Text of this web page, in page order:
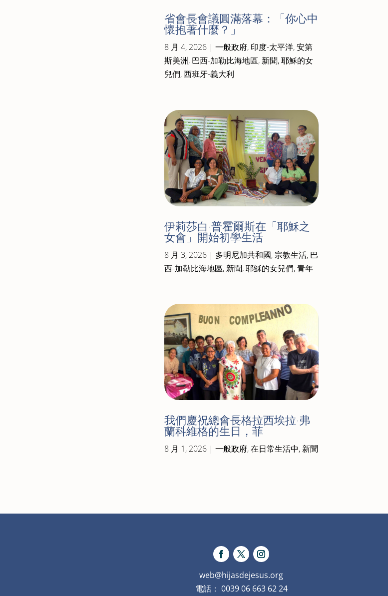
省會長會議圓滿落幕：「你心中
懷抱著什麼？」
8 月 4, 2026| 一般政府, 印度-太平洋,安第
斯美洲, 巴西-加勒比海地區, 新聞,耶穌的女
兒們,西班牙-義大利
伊莉莎白·普霍爾斯在「耶穌之
女會」開始初學生活
8 月 3, 2026| 多明尼加共和國,宗教生活, 巴
西-加勒比海地區, 新聞,耶穌的女兒們,青年
我們慶祝總會長格拉西埃拉·弗
蘭科維格的生日，菲
8 月 1, 2026| 一般政府,在日常生活中, 新聞
web@hijasdejesus.org
電話： 0039 06 663 62 24